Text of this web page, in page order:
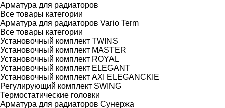
Арматура для радиаторов
Все товары категории
Арматура для радиаторов Vario Term
Все товары категории
Установочный комплект TWINS
Установочный комплект MASTER
Установочный комплект ROYAL
Установочный комплект ELEGANT
Установочный комплект AXI ELEGANCKIE
Регулирующий комплект SWING
Термостатические головки
Арматура для радиаторов Сунержа